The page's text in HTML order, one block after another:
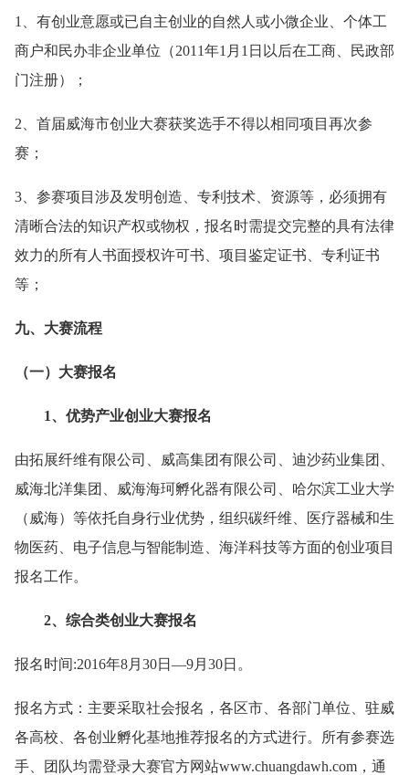
1、有创业意愿或已自主创业的自然人或小微企业、个体工
商户和民办非企业单位（2011年1月1日以后在工商、民政部
门注册）；
2、首届威海市创业大赛获奖选手不得以相同项目再次参
赛；
3、参赛项目涉及发明创造、专利技术、资源等，必须拥有
清晰合法的知识产权或物权，报名时需提交完整的具有法律
效力的所有人书面授权许可书、项目鉴定证书、专利证书
等；
九、大赛流程
（一）大赛报名
1、优势产业创业大赛报名
由拓展纤维有限公司、威高集团有限公司、迪沙药业集团、
威海北洋集团、威海海珂孵化器有限公司、哈尔滨工业大学
（威海）等依托自身行业优势，组织碳纤维、医疗器械和生
物医药、电子信息与智能制造、海洋科技等方面的创业项目
报名工作。
2、综合类创业大赛报名
报名时间:2016年8月30日—9月30日。
报名方式：主要采取社会报名，各区市、各部门单位、驻威
各高校、各创业孵化基地推荐报名的方式进行。所有参赛选
手、团队均需登录大赛官方网站www.chuangdawh.com，通